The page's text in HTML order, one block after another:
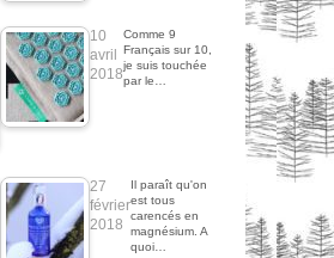
10
avril
2018
Comme 9
Français sur 10,
je suis touchée
par le…
27
février
2018
Il paraît qu'on
est tous
carencés en
magnésium. A
quoi…